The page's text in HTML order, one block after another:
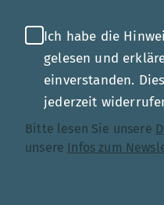
Ich habe die
gelesen und
einverstanden.
jederzeit
Bitte lesen Sie unsere
unsere Infos zum